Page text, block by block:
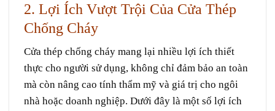
2. Lợi Ích Vượt Trội Của Cửa Thép
Chống Cháy
Cửa thép chống cháy mang lại nhiều lợi ích thiết
thực cho người sử dụng, không chỉ đảm bảo an toàn
mà còn nâng cao tính thẩm mỹ và giá trị cho ngôi
nhà hoặc doanh nghiệp. Dưới đây là một số lợi ích